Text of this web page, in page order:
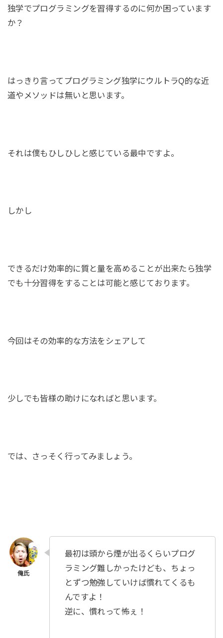
独学でプログラミングを習得するのに何か困っています
か？
はっきり言ってプログラミング独学にウルトラQ的な近
道やメソッドは無いと思います。
それは僕もひしひしと感じている最中ですよ。
しかし
できるだけ効率的に質と量を高めることが出来たら独学
でも十分習得をすることは可能と感じております。
今回はその効率的な方法をシェアして
少しでも皆様の助けになればと思います。
では、さっそく行ってみましょう。
最初は頭から煙が出るくらいプログ
ラミング難しかったけども、ちょっ
とずつ勉強していけば慣れてくるも
んですよ！
逆に、慣れって怖ぇ！